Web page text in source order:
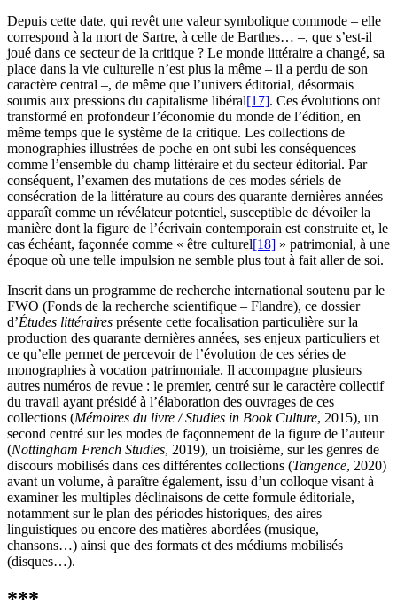
Depuis cette date, qui revêt une valeur symbolique commode – elle
correspond à la mort de Sartre, à celle de Barthes… –, que s’est-il
joué dans ce secteur de la critique ? Le monde littéraire a changé, sa
place dans la vie culturelle n’est plus la même – il a perdu de son
caractère central –, de même que l’univers éditorial, désormais
soumis aux pressions du capitalisme libéral[17]. Ces évolutions ont
transformé en profondeur l’économie du monde de l’édition, en
même temps que le système de la critique. Les collections de
monographies illustrées de poche en ont subi les conséquences
comme l’ensemble du champ littéraire et du secteur éditorial. Par
conséquent, l’examen des mutations de ces modes sériels de
consécration de la littérature au cours des quarante dernières années
apparaît comme un révélateur potentiel, susceptible de dévoiler la
manière dont la figure de l’écrivain contemporain est construite et, le
cas échéant, façonnée comme « être culturel[18] » patrimonial, à une
époque où une telle impulsion ne semble plus tout à fait aller de soi.
Inscrit dans un programme de recherche international soutenu par le
FWO (Fonds de la recherche scientifique – Flandre), ce dossier
d’Études littéraires présente cette focalisation particulière sur la
production des quarante dernières années, ses enjeux particuliers et
ce qu’elle permet de percevoir de l’évolution de ces séries de
monographies à vocation patrimoniale. Il accompagne plusieurs
autres numéros de revue : le premier, centré sur le caractère collectif
du travail ayant présidé à l’élaboration des ouvrages de ces
collections (Mémoires du livre / Studies in Book Culture, 2015), un
second centré sur les modes de façonnement de la figure de l’auteur
(Nottingham French Studies, 2019), un troisième, sur les genres de
discours mobilisés dans ces différentes collections (Tangence, 2020)
avant un volume, à paraître également, issu d’un colloque visant à
examiner les multiples déclinaisons de cette formule éditoriale,
notamment sur le plan des périodes historiques, des aires
linguistiques ou encore des matières abordées (musique,
chansons…) ainsi que des formats et des médiums mobilisés
(disques…).
***